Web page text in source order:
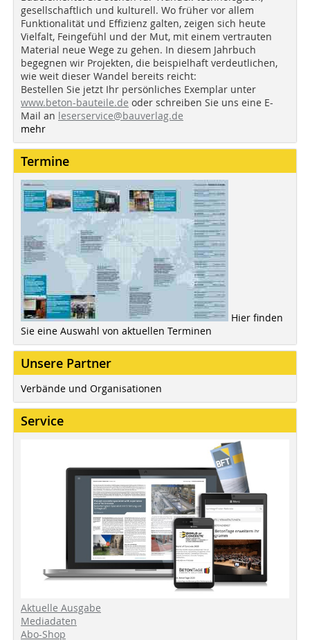
gesellschaftlich und kulturell. Wo früher vor allem
Funktionalität und Effizienz galten, zeigen sich heute
Vielfalt, Feingefühl und der Mut, mit einem vertrauten
Material neue Wege zu gehen. In diesem Jahrbuch
begegnen wir Projekten, die beispielhaft verdeutlichen,
wie weit dieser Wandel bereits reicht:
Bestellen Sie jetzt Ihr persönliches Exemplar unter
www.beton-bauteile.de oder schreiben Sie uns eine E-
Mail an leserservice@bauverlag.de
mehr
Termine
Hier finden
Sie eine Auswahl von aktuellen Terminen
Unsere Partner
Verbände und Organisationen
Service
Aktuelle Ausgabe
Mediadaten
Abo-Shop